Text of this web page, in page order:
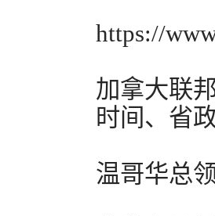
https://
加拿大联
时间、省
温哥华总